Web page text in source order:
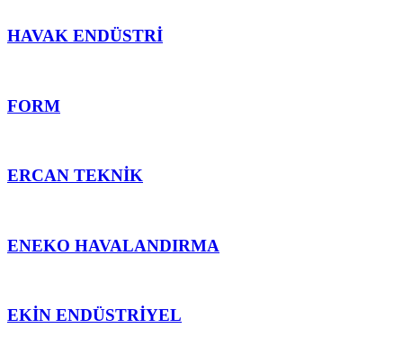
HAVAK ENDÜSTRİ
FORM
ERCAN TEKNİK
ENEKO HAVALANDIRMA
EKİN ENDÜSTRİYEL